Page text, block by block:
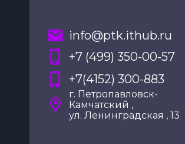
info@ptk.ithub.ru
+7(4152) 300-883
г. Петропавловск-
Камчатский ,
ул. Ленинградская , 13
+7 (499) 350-00-57